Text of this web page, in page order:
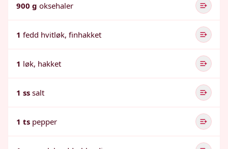
900 g oksehaler
1 fedd hvitløk, finhakket
1 løk, hakket
1 ss salt
1 ts pepper